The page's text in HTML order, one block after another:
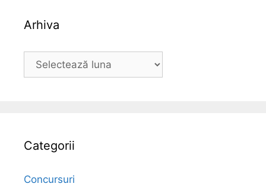
Arhiva
Arhiva
Categorii
Concursuri